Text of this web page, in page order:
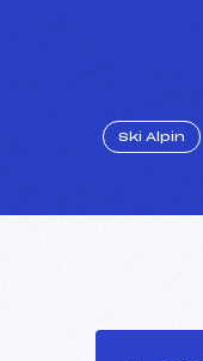
Ski Alpin